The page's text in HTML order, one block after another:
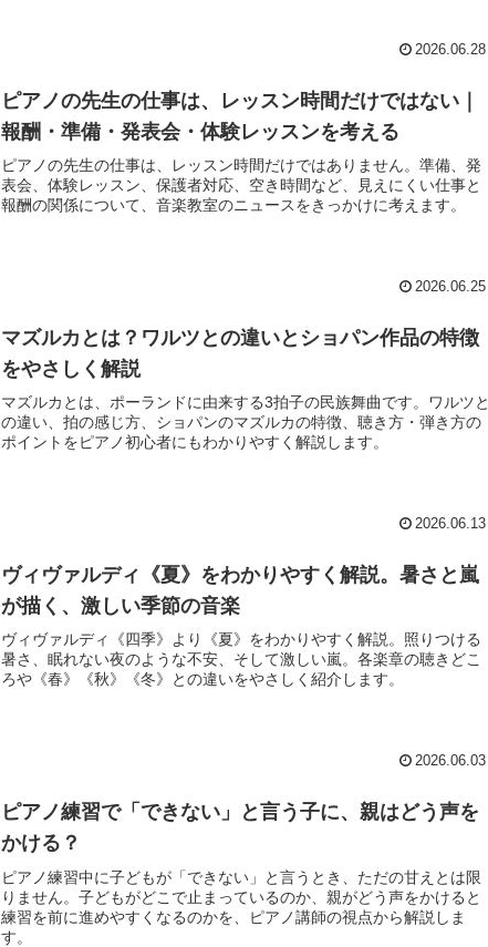
2026.06.28
ピアノの先生の仕事は、レッスン時間だけではない｜
報酬・準備・発表会・体験レッスンを考える
ピアノの先生の仕事は、レッスン時間だけではありません。準備、発
表会、体験レッスン、保護者対応、空き時間など、見えにくい仕事と
報酬の関係について、音楽教室のニュースをきっかけに考えます。
2026.06.25
マズルカとは？ワルツとの違いとショパン作品の特徴
をやさしく解説
マズルカとは、ポーランドに由来する3拍子の民族舞曲です。ワルツと
の違い、拍の感じ方、ショパンのマズルカの特徴、聴き方・弾き方の
ポイントをピアノ初心者にもわかりやすく解説します。
2026.06.13
ヴィヴァルディ《夏》をわかりやすく解説。暑さと嵐
が描く、激しい季節の音楽
ヴィヴァルディ《四季》より《夏》をわかりやすく解説。照りつける
暑さ、眠れない夜のような不安、そして激しい嵐。各楽章の聴きどこ
ろや《春》《秋》《冬》との違いをやさしく紹介します。
2026.06.03
ピアノ練習で「できない」と言う子に、親はどう声を
かける？
ピアノ練習中に子どもが「できない」と言うとき、ただの甘えとは限
りません。子どもがどこで止まっているのか、親がどう声をかけると
練習を前に進めやすくなるのかを、ピアノ講師の視点から解説しま
す。